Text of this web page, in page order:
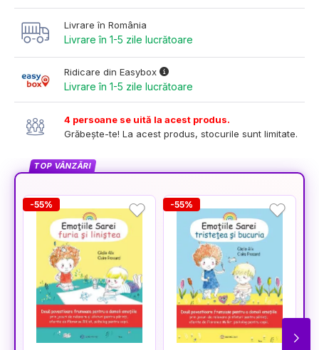
Livrare în România
Livrare în 1-5 zile lucrătoare
Ridicare din Easybox
Livrare în 1-5 zile lucrătoare
4 persoane se uită la acest produs.
Grăbește-te! La acest produs, stocurile sunt limitate.
TOP VÂNZĂRI
-55% -55%